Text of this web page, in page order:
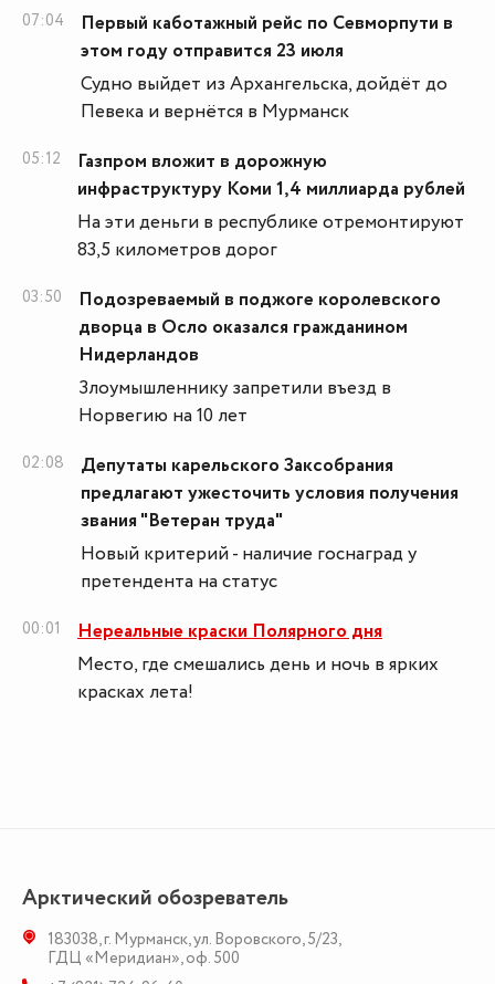
07:04
Первый каботажный рейс по Севморпути в
этом году отправится 23 июля
Судно выйдет из Архангельска, дойдёт до
Певека и вернётся в Мурманск
05:12
Газпром вложит в дорожную
инфраструктуру Коми 1,4 миллиарда рублей
На эти деньги в республике отремонтируют
83,5 километров дорог
03:50
Подозреваемый в поджоге королевского
дворца в Осло оказался гражданином
Нидерландов
Злоумышленнику запретили въезд в
Норвегию на 10 лет
02:08
Депутаты карельского Заксобрания
предлагают ужесточить условия получения
звания "Ветеран труда"
Новый критерий - наличие госнаград у
претендента на статус
00:01
Нереальные краски Полярного дня
Место, где смешались день и ночь в ярких
красках лета!
Арктический обозреватель
183038,г. Мурманск,ул. Воровского, 5/23,
ГДЦ «Меридиан», оф. 500